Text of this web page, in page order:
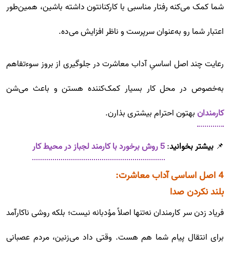
شما کمک می‌کنه رفتار مناسبی با کارکنانتون داشته باشین، همین‌طور
اعتبار شما رو به‌عنوان سرپرست و ناظر افزایش می‌ده.
رعایت چند اصل اساسیِ آداب معاشرت در جلوگیری از بروز سوءتفاهم
به‌خصوص در محل کار بسیار کمک‌کننده هستن و باعث می‌شن
کارمندانبهتون احترام بیشتری بذارن.
📌 بیشتر بخوانید:5 روش برخورد با کارمند لجباز در محیط کار
4 اصل اساسی آداب معاشرت:
بلند نکردن صدا
فریاد زدن سر کارمندان نه‌تنها اصلاً مؤدبانه نیست؛ بلکه روشی ناکارآمد
برای انتقال پیام شما هم هست. وقتی داد می‌زنین، مردم عصبانی